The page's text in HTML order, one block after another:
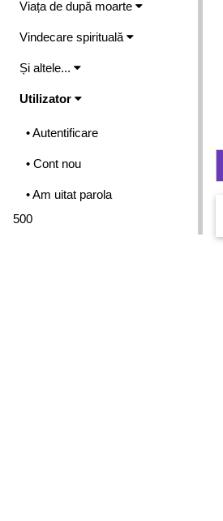
Viața de după moarte
Vindecare spirituală
Și altele...
Utilizator
• Autentificare
• Cont nou
• Am uitat parola
500